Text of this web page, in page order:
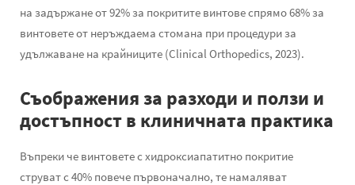
на задържане от 92% за покритите винтове спрямо 68% за
винтовете от неръждаема стомана при процедури за
удължаване на крайниците (Clinical Orthopedics, 2023).
Съображения за разходи и ползи и
достъпност в клиничната практика
Въпреки че винтовете с хидроксиапатитно покритие
струват с 40% повече първоначално, те намаляват